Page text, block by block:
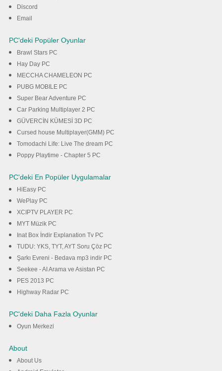
Discord
Email
PC'deki Popüler Oyunlar
Brawl Stars PC
Hay Day PC
MECCHA CHAMELEON PC
PUBG MOBILE PC
Super Bear Adventure PC
Car Parking Multiplayer 2 PC
GÜVERCİN KÜMESİ 3D PC
Cursed house Multiplayer(GMM) PC
Tomodachi Life: Live The dream PC
Poppy Playtime - Chapter 5 PC
PC'deki En Popüler Uygulamalar
HiEasy PC
WePlay PC
XCIPTV PLAYER PC
MYT Müzik PC
Inat Box İndir Explanation Tv PC
TUDU: YKS, TYT, AYT Soru Çöz PC
Şarkı Evreni - Bedava mp3 indir PC
Seekee - AI Arama ve Asistan PC
PES 2013 PC
Highway Radar PC
PC'deki Daha Fazla Oyunlar
Oyun Merkezi
About
About Us